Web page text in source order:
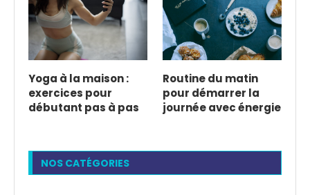
Yoga à la maison :
exercices pour
débutant pas à pas
Routine du matin
pour démarrer la
journée avec énergie
NOS CATÉGORIES